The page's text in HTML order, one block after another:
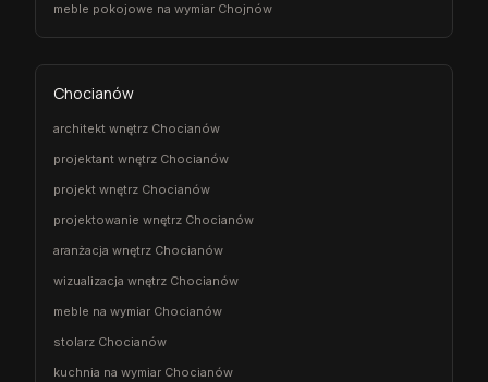
meble pokojowe na wymiar Chojnów
Chocianów
architekt wnętrz Chocianów
projektant wnętrz Chocianów
projekt wnętrz Chocianów
projektowanie wnętrz Chocianów
aranżacja wnętrz Chocianów
wizualizacja wnętrz Chocianów
meble na wymiar Chocianów
stolarz Chocianów
kuchnia na wymiar Chocianów